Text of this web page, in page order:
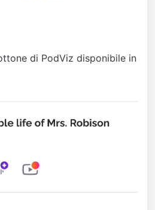
di PodViz disponibile in